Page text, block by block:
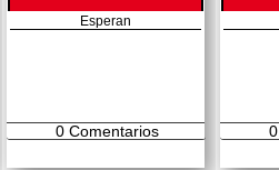
Esperan
0Comentarios 0